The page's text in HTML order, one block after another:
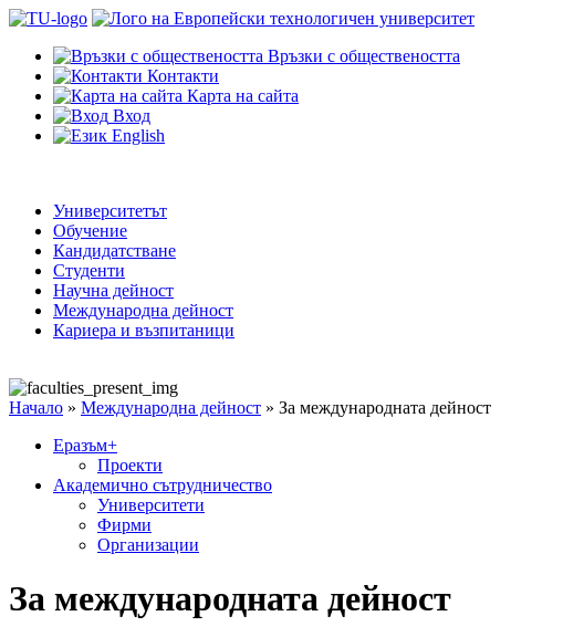
Връзки с обществеността
Контакти
Карта на сайта
Вход
English
Университетът
Обучение
Кандидатстване
Студенти
Научна дейност
Международна дейност
Кариера и възпитаници
Начало » Международна дейност » За международната дейност
Еразъм+
Проекти
Академично сътрудничество
Университети
Фирми
Организации
За международната дейност